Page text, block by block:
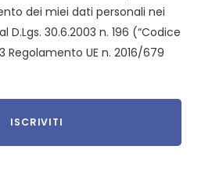
dei miei dati personali nei
30.6.2003 n. 196 (“Codice
Regolamento UE n. 2016/679
di partenza
PIEMONTE